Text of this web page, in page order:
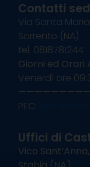
Contatti
Via Santa
Sorrento (NA)
tel. 0818781244
Giorni ed Orari
Venerdì ore
PEC:
Uffici di
Vico
Stabia (NA)